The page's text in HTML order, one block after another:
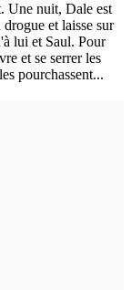
Une nuit, Dale est
et laisse sur
lui et Saul. Pour
et se serrer les
pourchassent...